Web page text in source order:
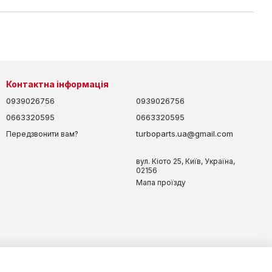
Контактна інформація
0939026756
0663320595
Передзвонити вам?
0939026756
0663320595
turboparts.ua@gmail.com
вул. Кіото 25, Київ, Україна,
02156
Мапа проїзду